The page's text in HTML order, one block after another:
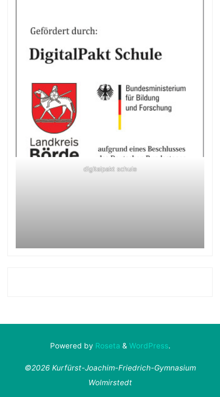
digitalpakt schule
Powered by Roseta & WordPress.
©2026 Kurfürst-Joachim-Friedrich-Gymnasium
Wolmirstedt